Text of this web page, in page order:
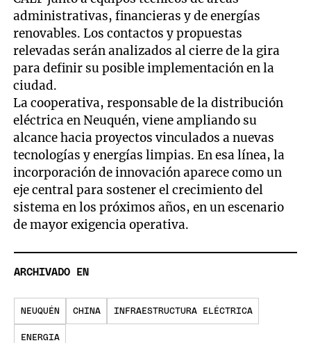
administrativas, financieras y de energías
renovables. Los contactos y propuestas
relevadas serán analizados al cierre de la gira
para definir su posible implementación en la
ciudad.
La cooperativa, responsable de la distribución
eléctrica en Neuquén, viene ampliando su
alcance hacia proyectos vinculados a nuevas
tecnologías y energías limpias. En esa línea, la
incorporación de innovación aparece como un
eje central para sostener el crecimiento del
sistema en los próximos años, en un escenario
de mayor exigencia operativa.
ARCHIVADO EN
NEUQUÉN CHINA INFRAESTRUCTURA ELÉCTRICA
ENERGIA